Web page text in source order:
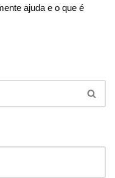
ajuda e o que é